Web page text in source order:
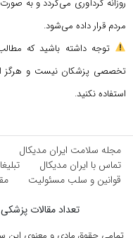
مردم قرار داده می‌شود.
توجه داشته باشید که
تخصصی پزشکان نیست و هرگز
استفاده نکنید.
مجله سلامت ایران مدیکال
تماس با ایران مدیکال
قوانین و سلب مسئولیت
تعداد مقالات پزشکی